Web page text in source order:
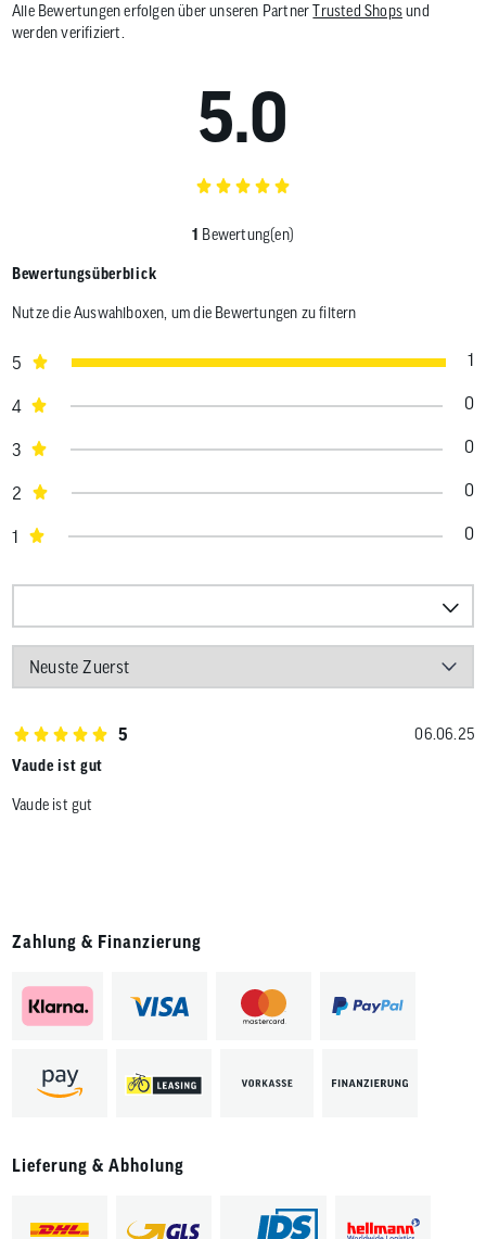
Alle Bewertungen erfolgen über unseren PartnerTrusted Shopsund
werden verifiziert.
5.0
1 Bewertung(en)
Bewertungsüberblick
Nutze die Auswahlboxen, um die Bewertungen zu filtern
5 1
4 0
3 0
2 0
1 0
5
06.06.25
Vaude ist gut
Vaude ist gut
Zahlung & Finanzierung
Lieferung & Abholung